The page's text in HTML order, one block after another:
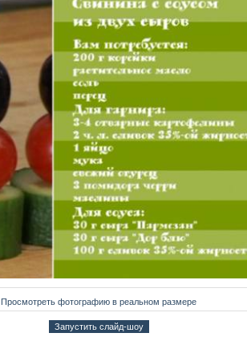
Просмотреть фотографию в реальном размере